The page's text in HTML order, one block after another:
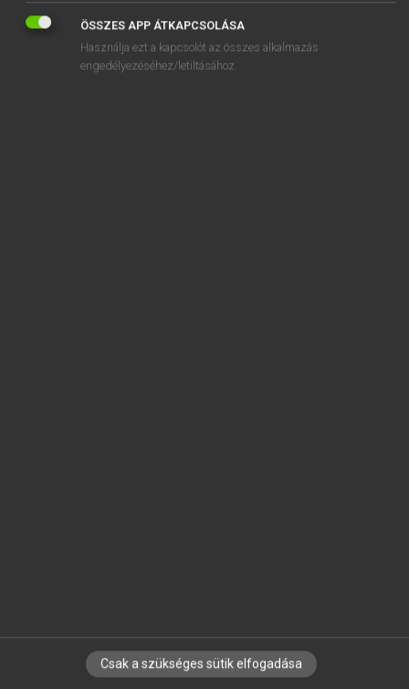
enquête communautaire sur les forces de travail
enquête communautaire sur l’innovation
IRATKOZZ FEL HÍRLEVELÜNKRE!
ÖSSZES APP ÁTKAPCSOLÁSA
Használja ezt a kapcsolót az összes alkalmazás
engedélyezéséhez/letiltásához.
Csak a szükséges sütik elfogadása